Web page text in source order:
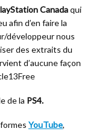
Canadaqui
afin d’en faire la
développeur nous
des extraits du
d’aucune façon
de la PS4.
YouTube,